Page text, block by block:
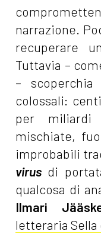
narrazione.
recuperare
Tuttavia –
–
colossali:
per
mischiate,
improbabili
virus di
qualcosa di
Ilmari
letteraria Sella